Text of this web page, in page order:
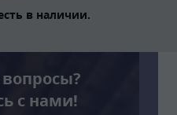
в наличии.
с нами!